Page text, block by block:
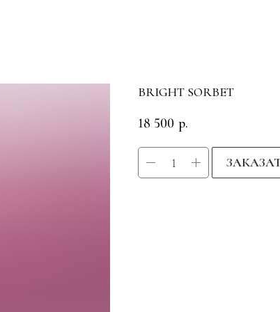
BRIGHT SORBET
18 500 р.